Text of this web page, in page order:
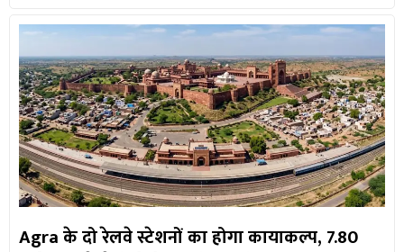
Agra के दो रेलवे स्टेशनों का होगा कायाकल्प, 7.80